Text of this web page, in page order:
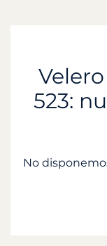
523:
No